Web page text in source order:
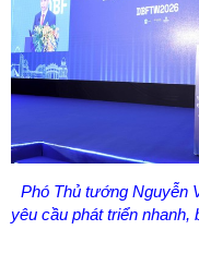
Phó Thủ tướng Nguyễn
yêu cầu phát triển